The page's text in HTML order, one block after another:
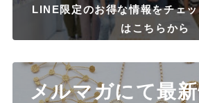
LINE限定のお得な情報をチェ
はこちらから
メルマガにて最